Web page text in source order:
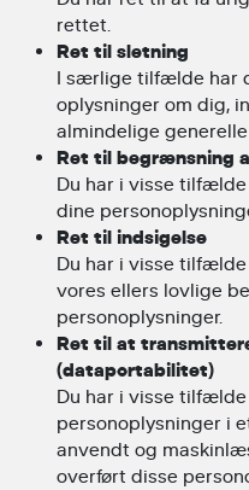
rettet.
Ret til sletning
I særlige tilfælde har
oplysninger om dig,
almindelige
Ret til begrænsning
Du har i visse
dine
Ret til indsigelse
Du har i visse
vores ellers lovlige
personoplysninger.
Ret til at
(dataportabilitet)
Du har i visse
personoplysninger i
anvendt og
overført disse